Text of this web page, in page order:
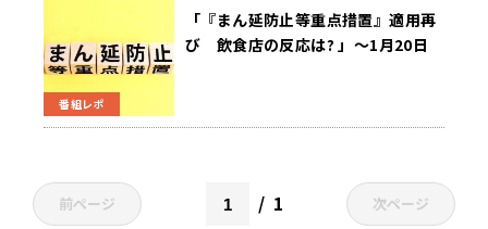
番組レポ
「『まん延防止等重点措置』適用再
び 飲食店の反応は? 」～1月20日
前ページ 1 次ページ